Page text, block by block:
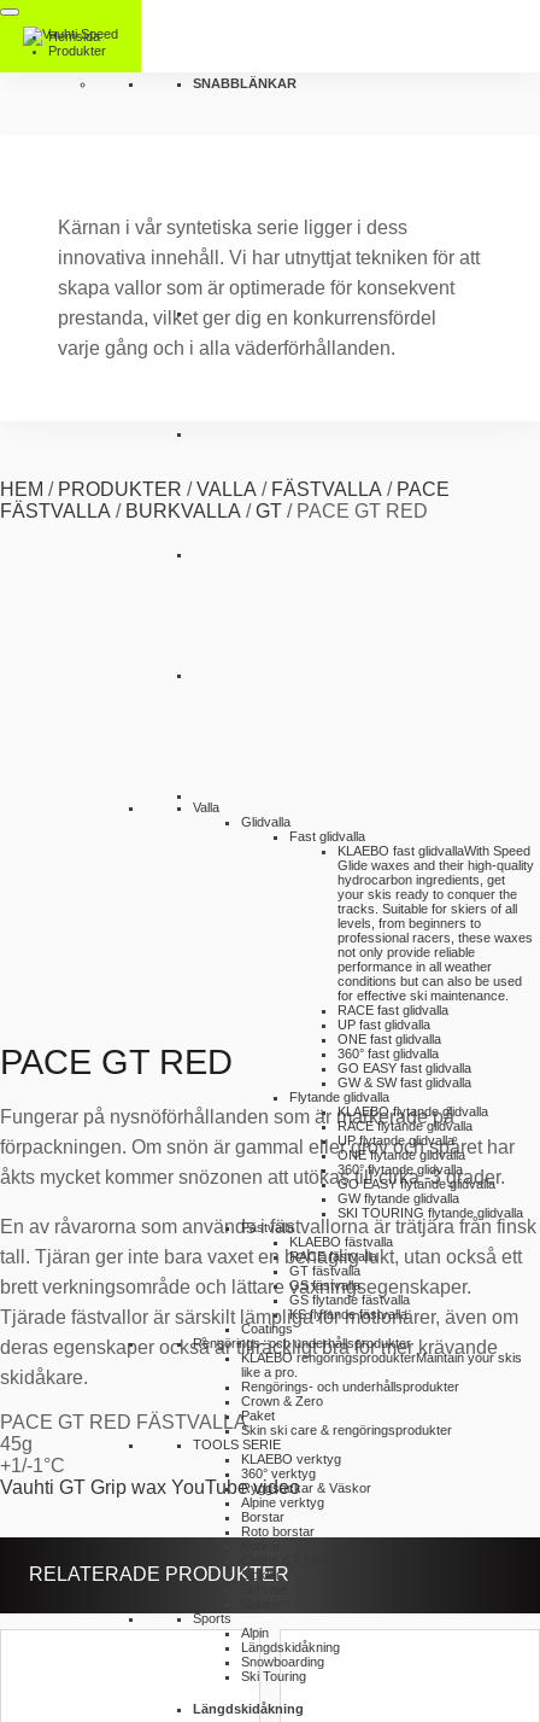
Hemsida
Produkter
SNABBLÄNKAR
Valla
Glidvalla
Fast glidvalla
KLAEBO fast glidvallaWith Speed
Glide waxes and their high-quality
hydrocarbon ingredients, get
your skis ready to conquer the
tracks. Suitable for skiers of all
levels, from beginners to
professional racers, these waxes
not only provide reliable
performance in all weather
conditions but can also be used
for effective ski maintenance.
RACE fast glidvalla
UP fast glidvalla
ONE fast glidvalla
360° fast glidvalla
GO EASY fast glidvalla
GW & SW fast glidvalla
Flytande glidvalla
KLAEBO flytande glidvalla
RACE flytande glidvalla
UP flytande glidvalla
ONE flytande glidvalla
360° flytande glidvalla
GO EASY flytande glidvalla
GW flytande glidvalla
SKI TOURING flytande glidvalla
Fästvalla
KLAEBO fästvalla
RACE fästvalla
GT fästvalla
GS fästvalla
GS flytande fästvalla
KS flytande fästvalla
Coatings
Rengörings- och underhållsprodukter
KLAEBO rengöringsprodukterMaintain your skis
like a pro.
Rengörings- och underhållsprodukter
Crown & Zero
Paket
Skin ski care & rengöringsprodukter
TOOLS SERIE
KLAEBO verktyg
360° verktyg
Ryggsäckar & Väskor
Alpine verktyg
Borstar
Roto borstar
Sicklar
Sports
Alpin
Längdskidåkning
Snowboarding
Ski Touring
Längdskidåkning
Kärnan i vår syntetiska serie ligger i dess
innovativa innehåll. Vi har utnyttjat tekniken för att
skapa vallor som är optimerade för konsekvent
prestanda, vilket ger dig en konkurrensfördel
varje gång och i alla väderförhållanden.
HEM / PRODUKTER /VALLA / FÄSTVALLA / PACE
FÄSTVALLA / BURKVALLA /GT / PACE GT RED
PACE GT RED
Fungerar på nysnöförhållanden som är markerade på
förpackningen. Om snön är gammal eller grov och spåret har
åkts mycket kommer snözonen att utökas till cirka -3 grader.
En av råvarorna som används i fästvallorna är trätjära från finsk
tall. Tjäran ger inte bara vaxet en behaglig lukt, utan också ett
brett verkningsområde och lättare vaxningsegenskaper.
Tjärade fästvallor är särskilt lämpliga för motionärer, även om
deras egenskaper också är tillräckligt bra för mer krävande
skidåkare.
PACE GT RED FÄSTVALLA
45g
+1/-1°C
Vauhti GT Grip wax YouTube video
RELATERADE PRODUKTER